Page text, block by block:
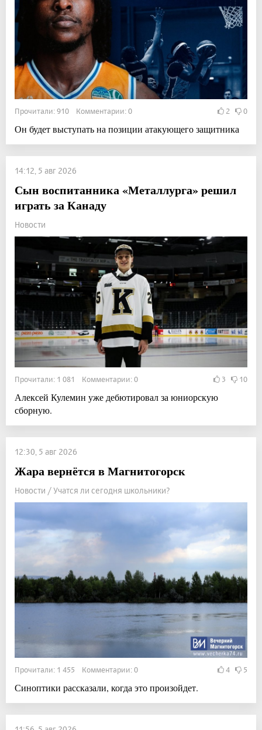
Прочитали: 910 Комментарии: 0 2 0
Он будет выступать на позиции атакующего защитника
14:12, 5 авг 2026
Сын воспитанника «Металлурга» решил
играть за Канаду
Новости
Прочитали: 1 081 Комментарии: 0 3 10
Алексей Кулемин уже дебютировал за юниорскую
сборную.
12:30, 5 авг 2026
Жара вернётся в Магнитогорск
Новости / Учатся ли сегодня школьники?
Прочитали: 1 455 Комментарии: 0 4 5
Синоптики рассказали, когда это произойдет.